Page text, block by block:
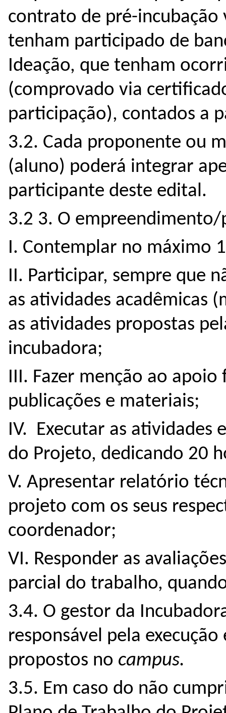
contrato de pré-incubação
tenham participado de
Ideação, que tenham
(comprovado via
participação), contados a
3.2. Cada proponente ou
(aluno) poderá integrar
participante deste edital.
3.2 3. O
I. Contemplar no máximo
II. Participar, sempre que
as atividades acadêmicas
as atividades propostas
incubadora;
III. Fazer menção ao apoio
publicações e materiais;
IV. Executar as atividades
do Projeto, dedicando 20
V. Apresentar relatório
projeto com os seus
coordenador;
VI. Responder as
parcial do trabalho,
3.4. O gestor da
responsável pela
propostos no campus.
3.5. Em caso do não